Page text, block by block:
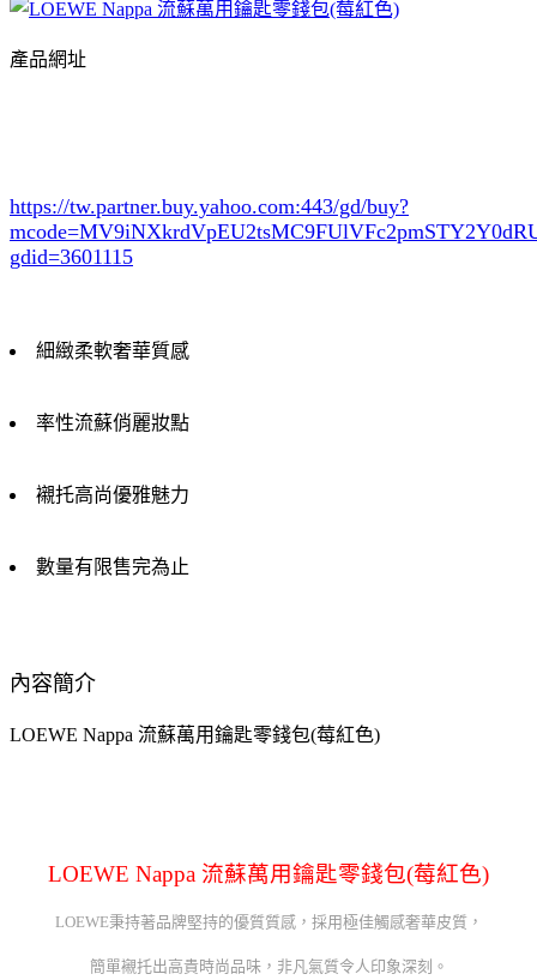
產品網址
https://tw.partner.buy.yahoo.com:443/gd/buy?
gdid=3601115
細緻柔軟奢華質感
率性流蘇俏麗妝點
襯托高尚優雅魅力
數量有限售完為止
內容簡介
LOEWE Nappa 流蘇萬用鑰匙零錢包(莓紅色)
LOEWE Nappa 流蘇萬用鑰匙零錢包(莓紅色)
LOEWE秉持著品牌堅持的優質質感，採用極佳觸感奢華皮質，
簡單襯托出高貴時尚品味，非凡氣質令人印象深刻。